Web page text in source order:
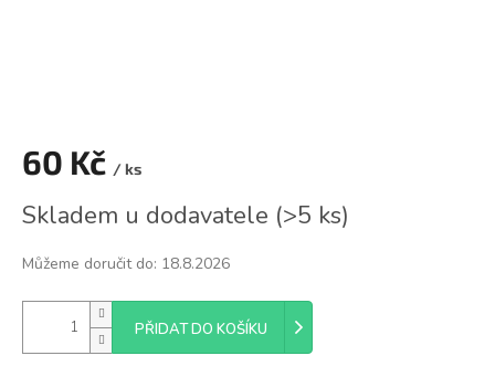
60 Kč / ks
cena:
Skladem u dodavatele (>5 ks)
Můžeme doručit do: 18.8.2026
PŘIDAT DO KOŠÍKU